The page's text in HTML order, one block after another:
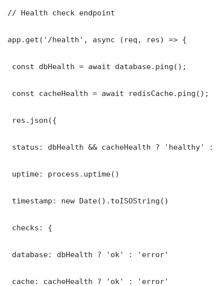
// Health check endpoint
app.get('/health', async (req, res) => {
const dbHealth = await database.ping();
const cacheHealth = await redisCache.ping();
res.json({
status: dbHealth && cacheHealth ? 'healthy' :
uptime: process.uptime()
timestamp: new Date().toISOString()
checks: {
database: dbHealth ? 'ok' : 'error'
cache: cacheHealth ? 'ok' : 'error'